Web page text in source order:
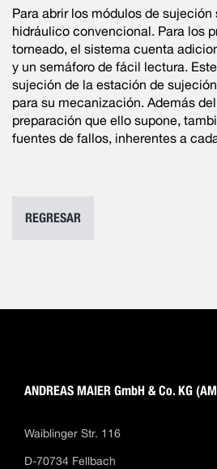
Para abrir los módulos de
hidráulico convencional. Para los
torneado, el sistema cuenta
y un semáforo de fácil lectura.
sujeción de la estación de
para su mecanización. Además
preparación que ello supone,
fuentes de fallos, inherentes a
REGRESAR
ANDREAS MAIER GmbH & Co. KG
Waiblinger Str. 116
D-70734 Fellbach